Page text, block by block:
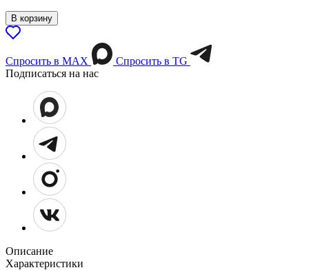
В корзину
Спросить в МАХ
Спросить в TG
Подписаться на нас
Описание
Характеристики